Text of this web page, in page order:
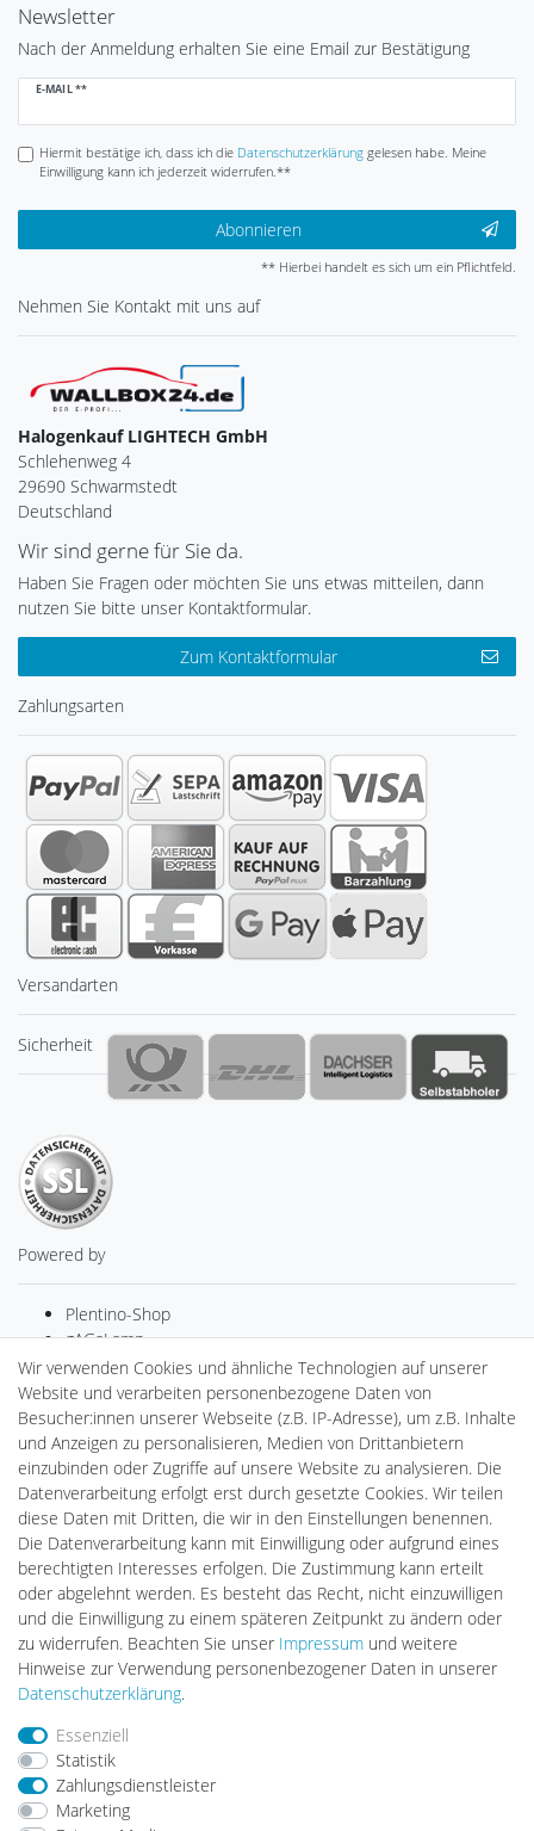
Newsletter
Nach der Anmeldung erhalten Sie eine Email zur Bestätigung
E-MAIL **
Newsletter
Hiermit bestätige ich, dass ich die Daten­schutz­erklärunggelesen habe. Meine
Einwilligung kann ich jederzeit widerrufen.**
Abonnieren
** Hierbei handelt es sich um ein Pflichtfeld.
Nehmen Sie Kontakt mit uns auf
Halogenkauf LIGHTECH GmbH
Schlehenweg 4
29690 Schwarmstedt
Deutschland
Wir sind gerne für Sie da.
Haben Sie Fragen oder möchten Sie uns etwas mitteilen, dann
nutzen Sie bitte unser Kontaktformular.
Zum Kontaktformular
Zahlungsarten
Versandarten
Sicherheit
Powered by
Plentino-Shop
gAGaLamp
Drohnenstore24
Cardanlight-Shop
Batteriespeicher
PlentiSolar
Gebrauchtlicht
Ledkauf
DEYESOLAR
Lightech Connect
CardanLight Europe
FORTIMO LEDs
LED-RETROSHOP
MeinUSB
Impressum
Barrierefreiheitserklärung
Wir verwenden Cookies und ähnliche Technologien auf unserer
Website und verarbeiten personenbezogene Daten von
Besucher:innen unserer Webseite (z.B. IP-Adresse), um z.B. Inhalte
und Anzeigen zu personalisieren, Medien von Drittanbietern
einzubinden oder Zugriffe auf unsere Website zu analysieren. Die
Datenverarbeitung erfolgt erst durch gesetzte Cookies. Wir teilen
diese Daten mit Dritten, die wir in den Einstellungen benennen.
Die Datenverarbeitung kann mit Einwilligung oder aufgrund eines
berechtigten Interesses erfolgen. Die Zustimmung kann erteilt
oder abgelehnt werden. Es besteht das Recht, nicht einzuwilligen
und die Einwilligung zu einem späteren Zeitpunkt zu ändern oder
zu widerrufen. Beachten Sie unser Impressum und weitere
Hinweise zur Verwendung personenbezogener Daten in unserer
Daten­schutz­erklärung.
Essenziell
Statistik
Zahlungsdienstleister
Marketing